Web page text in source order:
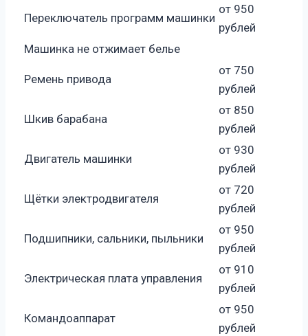
Переключатель программ машинки
от 950
рублей
Машинка не отжимает белье
Ремень привода
от 750
рублей
Шкив барабана
от 850
рублей
Двигатель машинки
от 930
рублей
Щётки электродвигателя
от 720
рублей
Подшипники, сальники, пыльники
от 950
рублей
Электрическая плата управления
от 910
рублей
Командоаппарат
от 950
рублей